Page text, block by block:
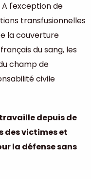
l'exception de
transfusionnelles
la couverture
du sang, les
champ de
civile
travaille depuis de
des victimes et
la défense sans